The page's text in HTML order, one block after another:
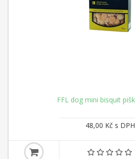
FFL dog mini bisquit
48,00 Kč s DPH